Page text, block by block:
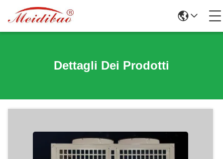
Dettagli Dei Prodotti